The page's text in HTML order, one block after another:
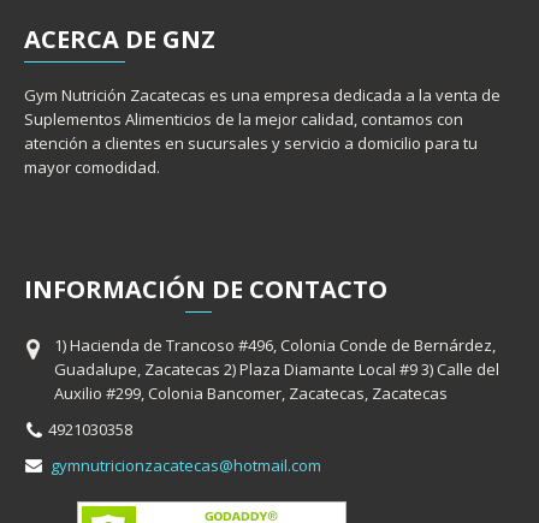
ACERCA DE GNZ
Gym Nutrición Zacatecas es una empresa dedicada a la venta de
Suplementos Alimenticios de la mejor calidad, contamos con
atención a clientes en sucursales y servicio a domicilio para tu
mayor comodidad.
INFORMACIÓN DE CONTACTO
1) Hacienda de Trancoso #496, Colonia Conde de Bernárdez,
Guadalupe, Zacatecas 2) Plaza Diamante Local #9 3) Calle del
Auxilio #299, Colonia Bancomer, Zacatecas, Zacatecas
4921030358
gymnutricionzacatecas@hotmail.com